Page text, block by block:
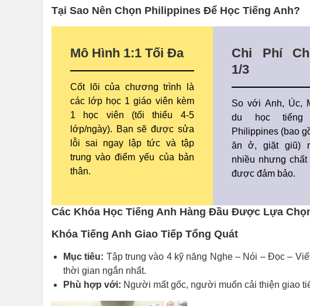
Tại Sao Nên Chọn Philippines Để Học Tiếng Anh?
Mô Hình 1:1 Tối Đa
Cốt lõi của chương trình là
các lớp học 1 giáo viên kèm
1 học viên (tối thiểu 4-5
lớp/ngày). Bạn sẽ được sửa
lỗi sai ngay lập tức và tập
trung vào điểm yếu của bản
thân.
Chi Phí
1/3
So với Anh, Úc,
du học tiếng
Philippines (bao
ăn ở, giặt giũ)
nhiều nhưng
được đảm bảo.
Các Khóa Học Tiếng Anh Hàng Đầu Được Lựa
Khóa Tiếng Anh Giao Tiếp Tổng Quát
Mục tiêu: Tập trung vào 4 kỹ năng Nghe – Nói – Đọc –
thời gian ngắn nhất.
Phù hợp với: Người mất gốc, người muốn cải thiện giao